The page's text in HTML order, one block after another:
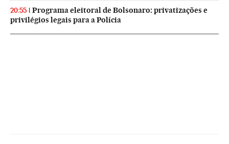
20:55
Programa eleitoral de Bolsonaro: privatizações e
privilégios legais para a Polícia